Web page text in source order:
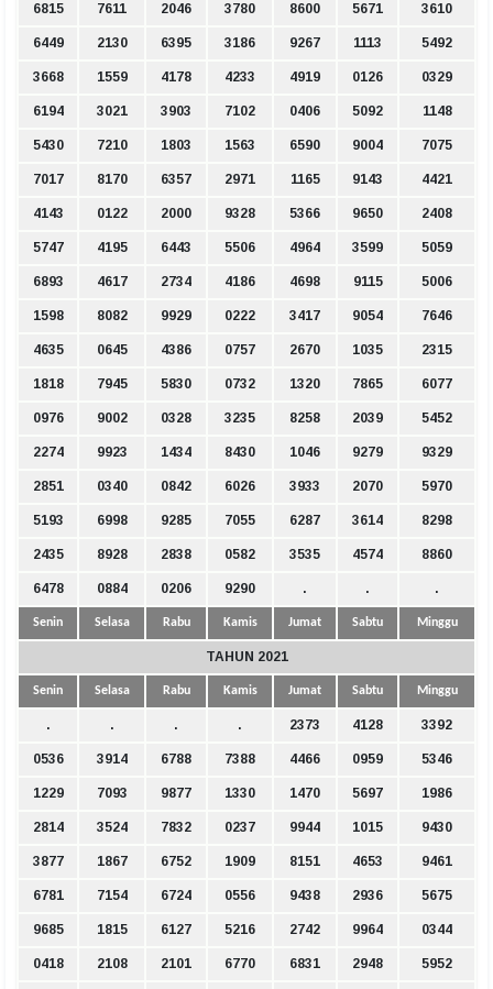
6815 7611 2046 3780 8600 5671 3610
6449 2130 6395 3186 9267 1113 5492
3668 1559 4178 4233 4919 0126 0329
6194 3021 3903 7102 0406 5092 1148
5430 7210 1803 1563 6590 9004 7075
7017 8170 6357 2971 1165 9143 4421
4143 0122 2000 9328 5366 9650 2408
5747 4195 6443 5506 4964 3599 5059
6893 4617 2734 4186 4698 9115 5006
1598 8082 9929 0222 3417 9054 7646
4635 0645 4386 0757 2670 1035 2315
1818 7945 5830 0732 1320 7865 6077
0976 9002 0328 3235 8258 2039 5452
2274 9923 1434 8430 1046 9279 9329
2851 0340 0842 6026 3933 2070 5970
5193 6998 9285 7055 6287 3614 8298
2435 8928 2838 0582 3535 4574 8860
6478 0884 0206 9290 . . .
Senin Selasa Rabu Kamis Jumat Sabtu Minggu
TAHUN 2021
Senin Selasa Rabu Kamis Jumat Sabtu Minggu
. . . . 2373 4128 3392
0536 3914 6788 7388 4466 0959 5346
1229 7093 9877 1330 1470 5697 1986
2814 3524 7832 0237 9944 1015 9430
3877 1867 6752 1909 8151 4653 9461
6781 7154 6724 0556 9438 2936 5675
9685 1815 6127 5216 2742 9964 0344
0418 2108 2101 6770 6831 2948 5952